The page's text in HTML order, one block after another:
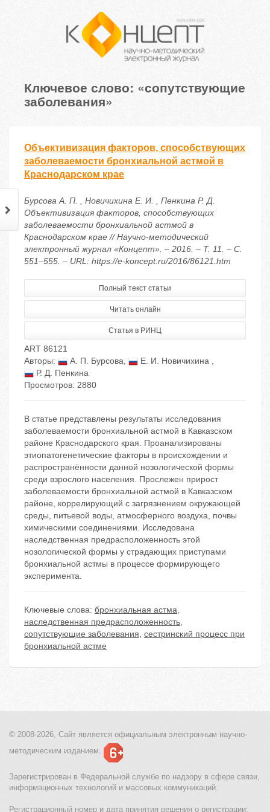
Ключевое слово: «сопутствующие
заболевания»
Объективизация факторов, способствующих
заболеваемости бронхиальной астмой в
Краснодарском крае
Бурсова А. П. , Новичихина Е. И. , Пенкина Р. Д.
Объективизация факторов, способствующих
заболеваемости бронхиальной астмой в
Краснодарском крае // Научно-методический
электронный журнал «Концепт». – 2016. – Т. 11. – С.
551–555. – URL: https://e-koncept.ru/2016/86121.htm
Полный текст статьи
Читать онлайн
Статья в РИНЦ
ART 86121
Авторы:
А. П. Бурсова, Е. И. Новичихина ,
Р. Д. Пенкина
Просмотров: 2880
В статье представлены результаты исследования
заболеваемости бронхиальной астмой в Кавказском
районе Краснодарского края. Проанализированы
этиопатогенетические факторы в происхождении и
распространённости данной нозологической формы
среди взрослого населения. Прослежен прирост
заболеваемости бронхиальной астмой в Кавказском
районе, коррелирующий с загрязнением окружающей
среды, питьевой воды, атмосферного воздуха, почвы
химическими соединениями. Исследована
наследственная предрасположенность этой
нозологической формы у страдающих приступами
бронхиальной астмы в процессе формирующего
эксперимента.
Ключевые слова: бронхиальная астма,
наследственная предрасположенность,
сопутствующие заболевания, сестринский процесс при
бронхиальной астме
© 2008-2026, Сайт является официальным электронным научно-
методическим изданием.
Зарегистрирован в Федеральной службе по надзору в сфере связи,
информационных технологий и массовых коммуникаций.
Регистрационный номер и дата принятия решения о регистрации: